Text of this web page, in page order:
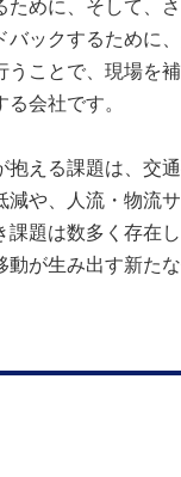
ために、そして、
ックするために
うことで、現場を
会社です。
える課題は、交
減や、人流・物流
課題は数多く存在
動が生み出す新た